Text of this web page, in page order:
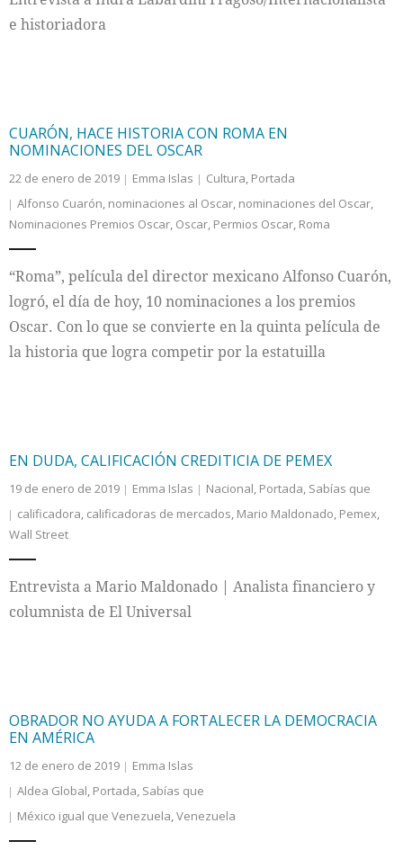
e historiadora
CUARÓN, HACE HISTORIA CON ROMA EN
NOMINACIONES DEL OSCAR
22 de enero de 2019 Emma Islas Cultura, Portada
Alfonso Cuarón, nominaciones al Oscar, nominaciones del Oscar,
Nominaciones Premios Oscar, Oscar, Permios Oscar, Roma
“Roma”, película del director mexicano Alfonso Cuarón,
logró, el día de hoy, 10 nominaciones a los premios
Oscar. Con lo que se convierte en la quinta película de
la historia que logra competir por la estatuilla
EN DUDA, CALIFICACIÓN CREDITICIA DE PEMEX
19 de enero de 2019 Emma Islas Nacional, Portada, Sabías que
calificadora, calificadoras de mercados, Mario Maldonado, Pemex,
Wall Street
Entrevista a Mario Maldonado | Analista financiero y
columnista de El Universal
OBRADOR NO AYUDA A FORTALECER LA DEMOCRACIA
EN AMÉRICA
12 de enero de 2019
Emma Islas
Aldea Global, Portada, Sabías que
México igual que Venezuela,Venezuela